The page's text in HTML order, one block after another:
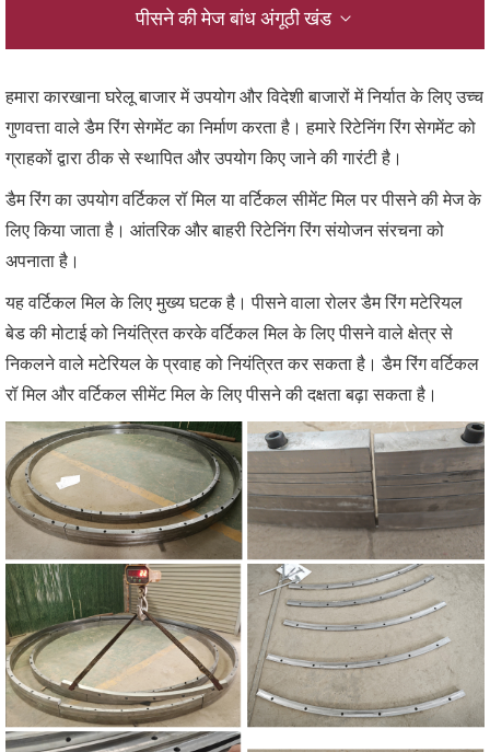
पीसने की मेज बांध अंगूठी खंड
हमारा कारखाना घरेलू बाजार में उपयोग और विदेशी बाजारों में निर्यात के लिए उच्च
गुणवत्ता वाले डैम रिंग सेगमेंट का निर्माण करता है। हमारे रिटेनिंग रिंग सेगमेंट को
ग्राहकों द्वारा ठीक से स्थापित और उपयोग किए जाने की गारंटी है।
डैम रिंग का उपयोग वर्टिकल रॉ मिल या वर्टिकल सीमेंट मिल पर पीसने की मेज के
लिए किया जाता है। आंतरिक और बाहरी रिटेनिंग रिंग संयोजन संरचना को
अपनाता है।
यह वर्टिकल मिल के लिए मुख्य घटक है। पीसने वाला रोलर डैम रिंग मटेरियल
बेड की मोटाई को नियंत्रित करके वर्टिकल मिल के लिए पीसने वाले क्षेत्र से
निकलने वाले मटेरियल के प्रवाह को नियंत्रित कर सकता है। डैम रिंग वर्टिकल
रॉ मिल और वर्टिकल सीमेंट मिल के लिए पीसने की दक्षता बढ़ा सकता है।